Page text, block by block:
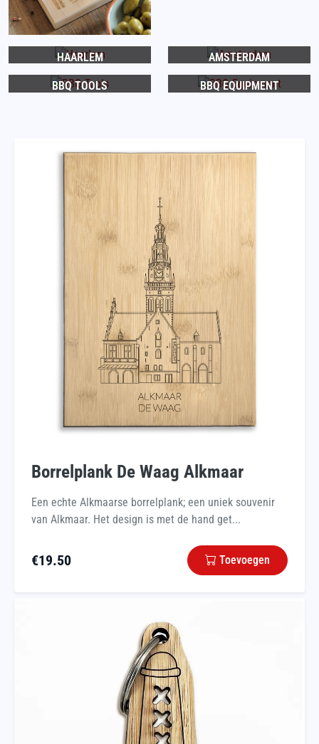
HAARLEM AMSTERDAM
BBQ TOOLS BBQ EQUIPMENT
Borrelplank De Waag Alkmaar
Een echte Alkmaarse borrelplank; een uniek souvenir
van Alkmaar. Het design is met de hand get...
€19.50 Toevoegen